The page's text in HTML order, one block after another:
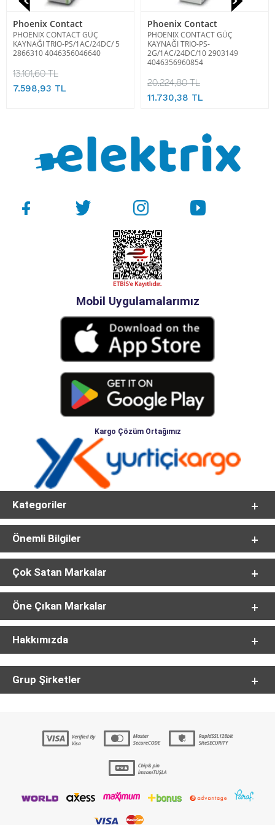
Phoenix Contact
PHOENIX CONTACT GÜÇ
KAYNAĞI TRIO-PS/1AC/24DC/ 5
2866310 4046356046640
13.101,60 TL
7.598,93 TL
Phoenix Contact
PHOENIX CONTACT GÜÇ
KAYNAĞI TRIO-PS-
2G/1AC/24DC/10 2903149
4046356960854
20.224,80 TL
11.730,38 TL
Mobil Uygulamalarımız
Kargo Çözüm Ortağımız
Kategoriler
Önemli Bilgiler
Çok Satan Markalar
Öne Çıkan Markalar
Hakkımızda
Grup Şirketler